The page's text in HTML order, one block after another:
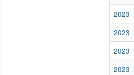
2023
2023
2023
2023